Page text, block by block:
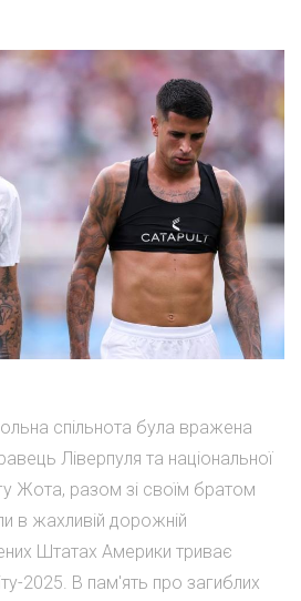
спільнота була вражена
Ліверпуля та національної
Жота, разом зі своїм братом
в жахливій дорожній
Штатах Америки триває
2025. В пам'ять про загиблих